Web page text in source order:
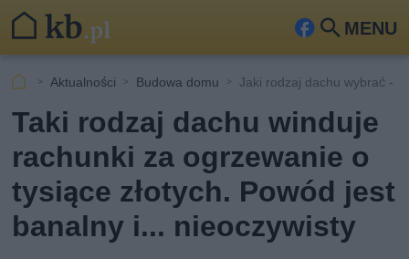
MENU
Fa
ook
Szu
kaj
Aktualności Budowa domu Jaki rodzaj dachu wybrać -
Taki rodzaj dachu winduje
rachunki za ogrzewanie o
tysiące złotych. Powód jest
banalny i... nieoczywisty